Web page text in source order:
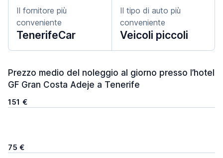
Il fornitore più
conveniente
TenerifeCar
Il tipo di auto più
conveniente
Veicoli piccoli
Prezzo medio del noleggio al giorno presso l’hotel
GF Gran Costa Adeje a Tenerife
151 €
75 €